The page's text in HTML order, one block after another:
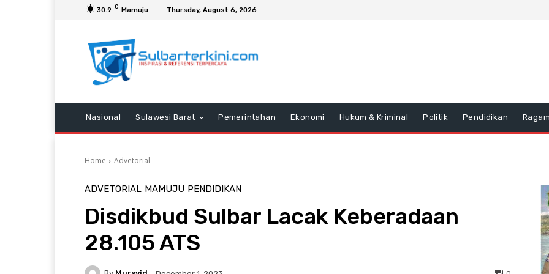
30.9 C Mamuju Thursday, August 6, 2026
Nasional Sulawesi Barat Pemerintahan Ekonomi Hukum & Kriminal Politik Pendidikan
Home Advetorial
ADVETORIAL MAMUJU PENDIDIKAN
Disdikbud Sulbar Lacak Keberadaan
28.105 ATS